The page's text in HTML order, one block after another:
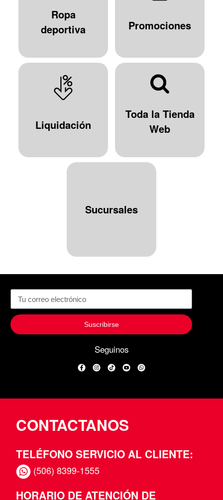
Ropa
deportiva
Promociones
Liquidación
Toda la Tienda
Web
Sucursales
Suscribirse
Seguinos
FacebookInstagram
TikTokYouTubeWhatsApp
CONTACTANOS
TELÉFONO SERVICIO AL CLIENTE:
(506) 8399-1555
HORARIO DE ATENCIÓN DE